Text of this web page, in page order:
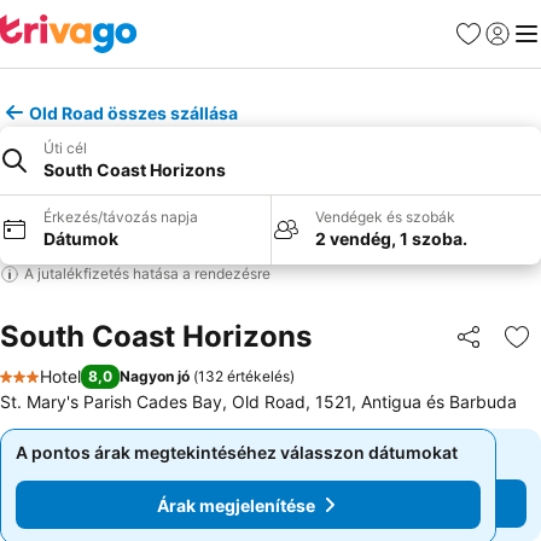
Kedvencek
Old Road összes szállása
Úti cél
South Coast Horizons
Érkezés/távozás napja
Dátumok
Vendégek és szobák
2 vendég, 1 szoba.
A jutalékfizetés hatása a rendezésre
South Coast Horizons
3 Kategória
Hotel 8,0 Nagyon jó (132 értékelés)
St. Mary's Parish Cades Bay, Old Road, 1521, Antigua és Barbuda
A pontos árak megtekintéséhez válasszon dátumokat
Árak megjelenítése
A pontos árak megtekintéséhez válasszon dátumokat
Árak megjelenítése